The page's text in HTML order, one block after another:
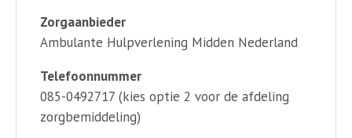
Zorgaanbieder
Ambulante Hulpverlening Midden Nederland
Telefoonnummer
085-0492717 (kies optie 2 voor de afdeling
zorgbemiddeling)